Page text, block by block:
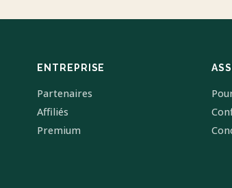
ENTREPRISE
Partenaires
Affiliés
Premium